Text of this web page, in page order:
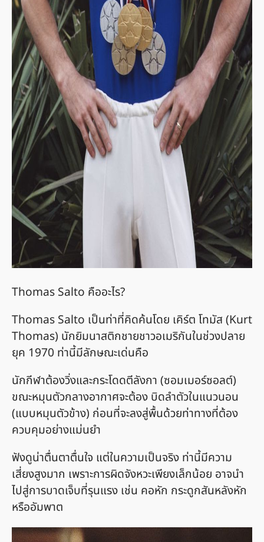
Thomas Salto คืออะไร?
Thomas Salto เป็นท่าที่คิดค้นโดย เคิร์ต โทมัส (Kurt
Thomas) นักยิมนาสติกชายชาวอเมริกันในช่วงปลาย
ยุค 1970 ท่านี้มีลักษณะเด่นคือ
นักกีฬาต้องวิ่งและกระโดดตีลังกา (ซอมเมอร์ซอลต์)
ขณะหมุนตัวกลางอากาศจะต้อง บิดลำตัวในแนวนอน
(แบบหมุนตัวข้าง) ก่อนที่จะลงสู่พื้นด้วยท่าทางที่ต้อง
ควบคุมอย่างแม่นยำ
ฟังดูน่าตื่นตาตื่นใจ แต่ในความเป็นจริง ท่านี้มีความ
เสี่ยงสูงมาก เพราะการผิดจังหวะเพียงเล็กน้อย อาจนำ
ไปสู่การบาดเจ็บที่รุนแรง เช่น คอหัก กระดูกสันหลังหัก
หรืออัมพาต